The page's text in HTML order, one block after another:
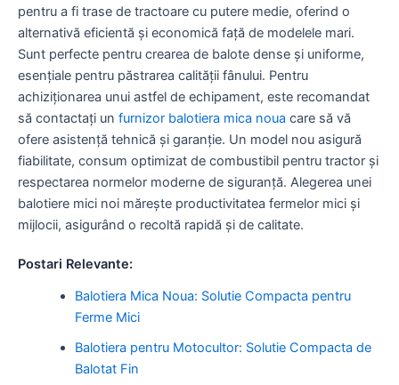
pentru a fi trase de tractoare cu putere medie, oferind o
alternativă eficientă și economică față de modelele mari.
Sunt perfecte pentru crearea de balote dense și uniforme,
esențiale pentru păstrarea calității fânului. Pentru
achiziționarea unui astfel de echipament, este recomandat
să contactați un furnizor balotiera mica noua care să vă
ofere asistență tehnică și garanție. Un model nou asigură
fiabilitate, consum optimizat de combustibil pentru tractor și
respectarea normelor moderne de siguranță. Alegerea unei
balotiere mici noi mărește productivitatea fermelor mici și
mijlocii, asigurând o recoltă rapidă și de calitate.
Postari Relevante:
Balotiera Mica Noua: Solutie Compacta pentru
Ferme Mici
Balotiera pentru Motocultor: Solutie Compacta de
Balotat Fin